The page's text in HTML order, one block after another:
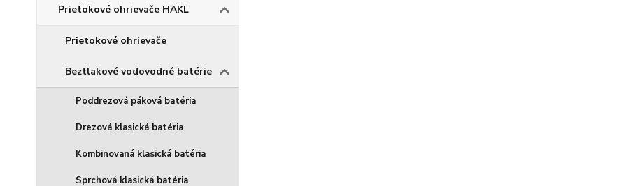
Prietokové ohrievače HAKL
Prietokové ohrievače
Beztlakové vodovodné batérie
Poddrezová páková batéria
Drezová klasická batéria
Kombinovaná klasická batéria
Sprchová klasická batéria